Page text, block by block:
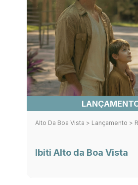
Alto Da Boa Vista > Lançamento >
Ibiti Alto da Boa Vista